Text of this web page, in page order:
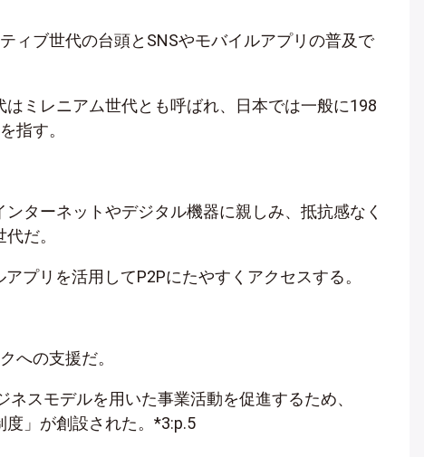
ィブ世代の台頭とSNSやモバイルアプリの普及で
ミレニアム世代とも呼ばれ、日本では一般に198
指す。
ターネットやデジタル機器に親しみ、抵抗感なく
だ。
プリを活用してP2Pにたやすくアクセスする。
への支援だ。
ネスモデルを用いた事業活動を促進するため、
度」が創設された。*3:p.5